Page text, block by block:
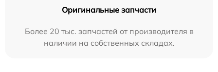
Оригинальные запчасти
Более 20 тыс. запчастей от производителя в
наличии на собственных складах.